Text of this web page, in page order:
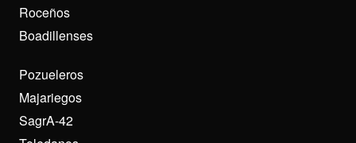
Roceños
Boadillenses
Pozueleros
Majariegos
SagrA-42